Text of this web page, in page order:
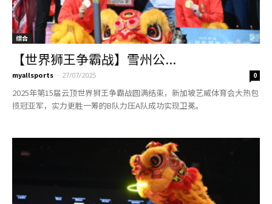
综合
【世界狮王争霸战】雪州公...
myallsports - 27/07/2025 0
2025年第15届云顶世界狮王争霸战圆满结束，新加坡艺威体育会大热包
揽冠亚军，实力更胜一筹的B队力压A队成功实现卫冕。